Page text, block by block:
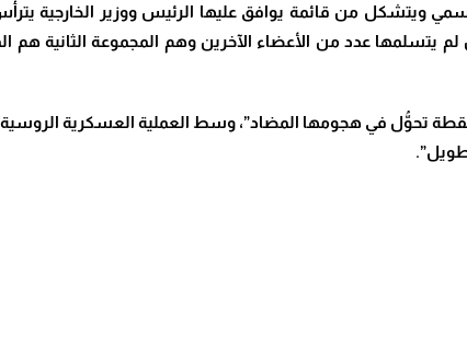
ويتشكل من قائمة يوافق عليها الرئيس ووزير الخارجية
عدد من الأعضاء الآخرين وهم المجموعة الثانية هم
نقطة تحوُّل في هجومها المضاد”، وسط العملية العسكرية